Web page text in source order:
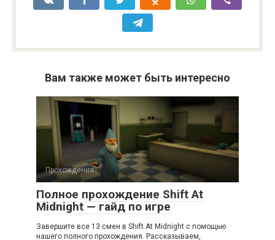
Вам также может быть интересно
Прохождения
Полное прохождение Shift At
Midnight — гайд по игре
Завершите все 13 смен в Shift At Midnight с помощью
нашего полного прохождения. Рассказываем,